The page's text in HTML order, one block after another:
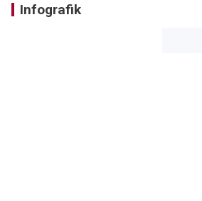
Infografik